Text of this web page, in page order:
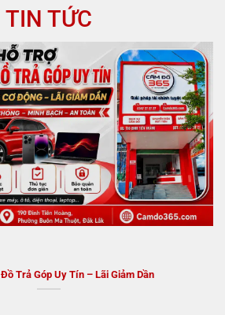
TIN TỨC
Trả Góp Uy Tín – Lãi Giảm Dần